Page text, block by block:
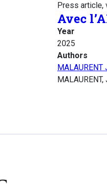
Press article,
Avec
Year
2025
Authors
MALAURENT